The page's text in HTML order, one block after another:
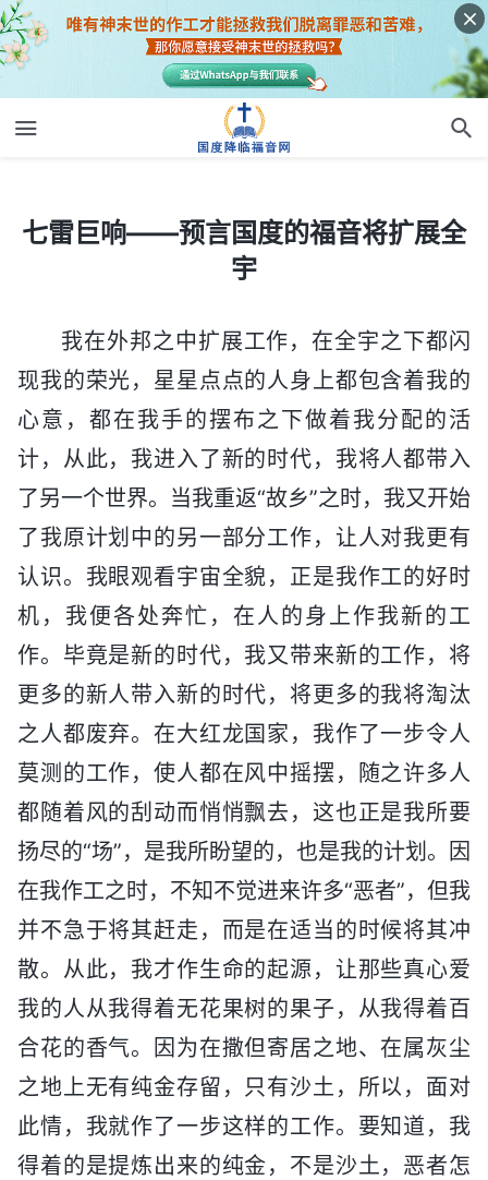
七雷巨响——预言国度的福音将扩展全宇
七雷巨响——预言国度的福音将扩展全
宇
我在外邦之中扩展工作，在全宇之下都闪
现我的荣光，星星点点的人身上都包含着我的
心意，都在我手的摆布之下做着我分配的活
计，从此，我进入了新的时代，我将人都带入
了另一个世界。当我重返“故乡”之时，我又开始
了我原计划中的另一部分工作，让人对我更有
认识。我眼观看宇宙全貌，正是我作工的好时
机，我便各处奔忙，在人的身上作我新的工
作。毕竟是新的时代，我又带来新的工作，将
更多的新人带入新的时代，将更多的我将淘汰
之人都废弃。在大红龙国家，我作了一步令人
莫测的工作，使人都在风中摇摆，随之许多人
都随着风的刮动而悄悄飘去，这也正是我所要
扬尽的“场”，是我所盼望的，也是我的计划。因
在我作工之时，不知不觉进来许多“恶者”，但我
并不急于将其赶走，而是在适当的时候将其冲
散。从此，我才作生命的起源，让那些真心爱
我的人从我得着无花果树的果子，从我得着百
合花的香气。因为在撒但寄居之地、在属灰尘
之地上无有纯金存留，只有沙土，所以，面对
此情，我就作了一步这样的工作。要知道，我
得着的是提炼出来的纯金，不是沙土，恶者怎